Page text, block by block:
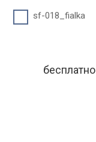
sf-018_fialka
бесплатно